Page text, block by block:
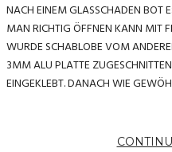
NACH EINEM GLASSCHADEN BOT
MAN RICHTIG ÖFFNEN KANN MIT
WURDE SCHABLOBE VOM
3MM ALU PLATTE
EINGEKLEBT. DANACH WIE